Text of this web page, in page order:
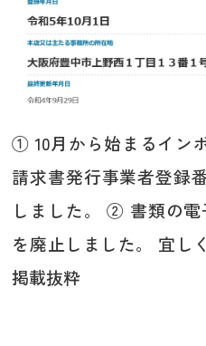
① 10月から始まるイン
請求書発行事業者登録
しました。 ② 書類の電
を廃止しました。 宜し
掲載抜粋